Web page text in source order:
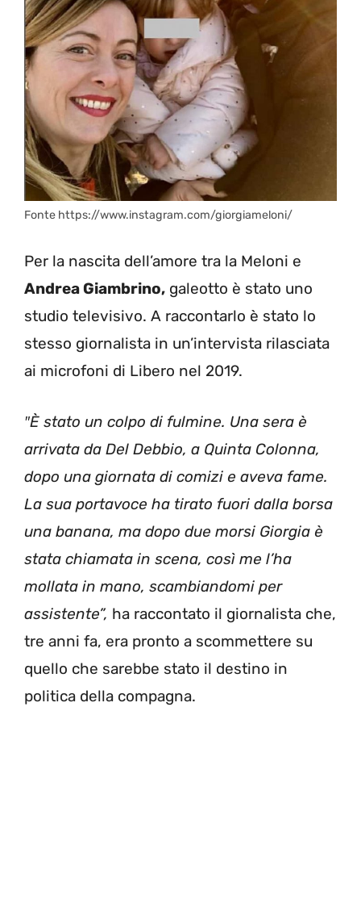
Fonte https://www.instagram.com/giorgiameloni/
Per la nascita dell’amore tra la Meloni e
Andrea Giambrino, galeotto è stato uno
studio televisivo. A raccontarlo è stato lo
stesso giornalista in un’intervista rilasciata
ai microfoni di Libero nel 2019.
″È stato un colpo di fulmine. Una sera è
arrivata da Del Debbio, a Quinta Colonna,
dopo una giornata di comizi e aveva fame.
La sua portavoce ha tirato fuori dalla borsa
una banana, ma dopo due morsi Giorgia è
stata chiamata in scena, così me l’ha
mollata in mano, scambiandomi per
assistente”, ha raccontato il giornalista che,
tre anni fa, era pronto a scommettere su
quello che sarebbe stato il destino in
politica della compagna.